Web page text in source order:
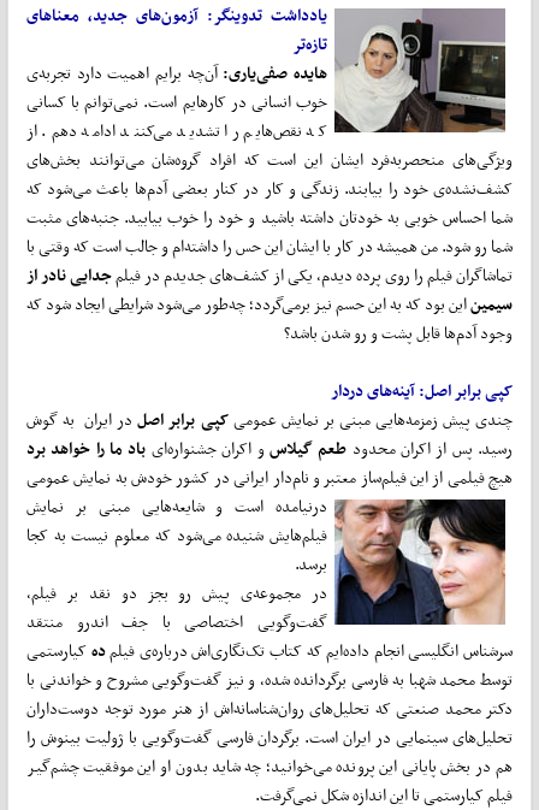
یادداشت تدوینگر: آزمون‌های جدید، معناهای
تازه‌تر
هایده صفی‌یاری:آن‌چه برایم اهمیت دارد تجربه‌ی
خوب انسانی در کارهایم است. نمی‌توانم با کسانی
که نقص‌هایم را تشدید می‌کنند ادامه دهم. از
ویژگی‌های منحصربه‌فرد ایشان این است که افراد گروه‌شان می‌توانند بخش‌های
کشف‌نشده‌ی خود را بیابند. زندگی و کار در کنار بعضی ‌آدم‌ها باعث می‌شود که
شما احساس خوبی به خودتان داشته باشید و خود را خوب بیابید. جنبه‌های مثبت
شما رو شود. من همیشه در کار با ایشان این حس را داشته‌ام و جالب است که وقتی با
تماشاگران فیلم را روی پرده دیدم، یکی از کشف‌های جدیدم در فیلمجدایی نادر از
سیمیناین بود که به این حسم نیز برمی‌گردد؛ چه‌طور می‌شود شرایطی ایجاد شود که
وجود آدم‌ها قابل پشت و رو شدن باشد؟
کپی برابر اصل: آینه‌‌های دردار
چندی پیش زمزمه‌هایی مبنی بر نمایش عمومیکپی برابر اصلدر ایران به گوش
رسید. پس از اکران محدود طعم گیلاسو اکران جشنواره‌ایباد ما را خواهد برد
هیچ فیلمی از این فیلم‌ساز معتبر و نام‌دار ایرانی در کشور خودش به نمایش عمومی
درنیامده است و شایعه‌هایی مبنی بر نمایش
فیلم‌هایش شنیده می‌شود که معلوم نیست به کجا
برسد.
در مجموعه‌ی پیش رو بجز دو نقد بر فیلم،
گفت‌‌وگویی اختصاصی با جف اندرو منتقد
سرشناس انگلیسی انجام داده‌ایم که کتاب تک‌نگاری‌اش درباره‌ی فیلمدهکیارستمی
توسط محمد شهبا به فارسی برگردانده شده، و نیز گفت‌وگویی مشروح و خواندنی با
دکتر محمد صنعتی که تحلیل‌های روان‌شناسانه‌ا‌ش از هنر مورد توجه دوست‌داران
تحلیل‌های سینمایی در ایران است. برگردان فارسی گفت‌وگویی با ژولیت بینوش را
هم در بخش پایانی این پرونده می‌خوانید؛ چه شاید بدون او این موفقیت چشم‌گیر
فیلم کیارستمی تا این اندازه شکل نمی‌گرفت.